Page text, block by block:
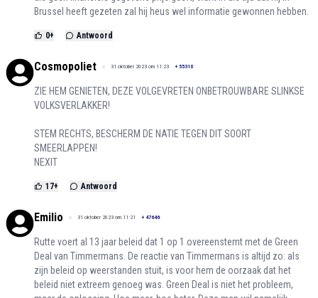
Brussel heeft gezeten zal hij heus wel informatie gewonnen hebben.
0+ Antwoord
Cosmopoliet 31 oktober 2023 om 11:23 + 55310
ZIE HEM GENIETEN, DEZE VOLGEVRETEN ONBETROUWBARE SLINKSE
VOLKSVERLAKKER!
STEM RECHTS, BESCHERM DE NATIE TEGEN DIT SOORT
SMEERLAPPEN!
NEXIT
17+ Antwoord
Emilio 31 oktober 2023 om 11:21 + 47646
Rutte voert al 13 jaar beleid dat 1 op 1 overeenstemt met de Green
Deal van Timmermans. De reactie van Timmermans is altijd zo: als
zijn beleid op weerstanden stuit, is voor hem de oorzaak dat het
beleid niet extreem genoeg was. Green Deal is niet het probleem,